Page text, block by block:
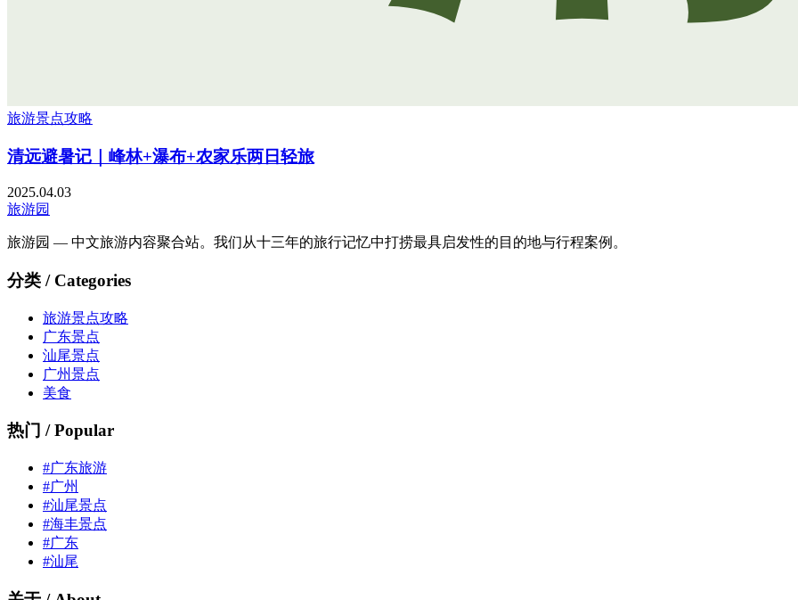
旅游景点攻略
清远避暑记｜峰林+瀑布+农家乐两日轻旅
2025.04.03
旅游园
旅游园 — 中文旅游内容聚合站。我们从十三年的旅行记忆中打捞最具启发性的目的地与行程案例。
分类 / Categories
旅游景点攻略
广东景点
汕尾景点
广州景点
美食
热门 / Popular
#广东旅游
#广州
#汕尾景点
#海丰景点
#广东
#汕尾